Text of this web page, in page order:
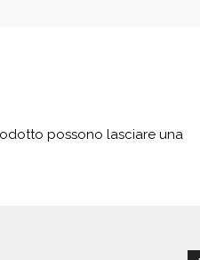
possono lasciare una